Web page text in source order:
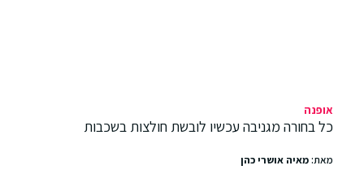
אופנה
כל בחורה מגניבה עכשיו לובשת חולצות בשכבות
מאת:מאיה אושרי כהן